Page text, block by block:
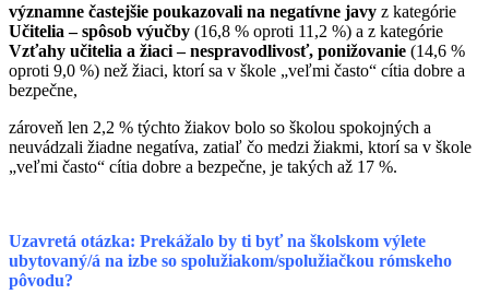
významne častejšie poukazovali na negatívne javy z kategórie
Učitelia – spôsob výučby (16,8 % oproti 11,2 %) a z kategórie
Vzťahy učitelia a žiaci – nespravodlivosť, ponižovanie (14,6 %
oproti 9,0 %) než žiaci, ktorí sa v škole „veľmi často“ cítia dobre a
bezpečne,
zároveň len 2,2 % týchto žiakov bolo so školou spokojných a
neuvádzali žiadne negatíva, zatiaľ čo medzi žiakmi, ktorí sa v škole
„veľmi často“ cítia dobre a bezpečne, je takých až 17 %.
Uzavretá otázka: Prekážalo by ti byť na školskom výlete
ubytovaný/á na izbe so spolužiakom/spolužiačkou rómskeho
pôvodu?